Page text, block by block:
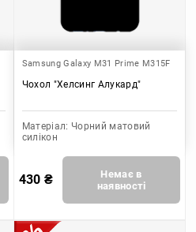
Samsung Galaxy M31 Prime M315F
Чохол "Хелсинг Алукард"
Матеріал: Чорний матовий
силікон
430 ₴
Немає в
наявності